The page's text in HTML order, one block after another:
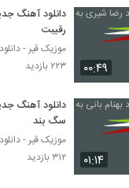
دانلود آهنگ مهران
۲۲۴ بازدید
آهنگ سعید متین بنام
۲۶۰ بازدید
۰۰:۴۹
دانلود آهنگ
رقیبت
موزیک قیر -
۲۲۳ بازدید
۰۱:۱۴
دانلود آهنگ
سگ بند
موزیک قیر -
۳۱۲ بازدید